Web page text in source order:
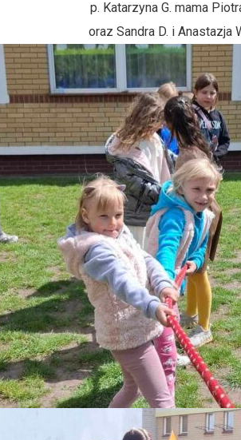
p. Katarzyna G. mama
oraz Sandra D. i Anastazja